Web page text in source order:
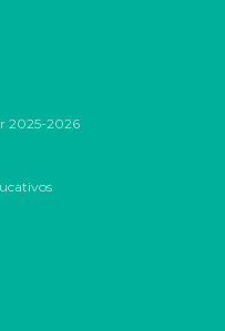
2025-2026